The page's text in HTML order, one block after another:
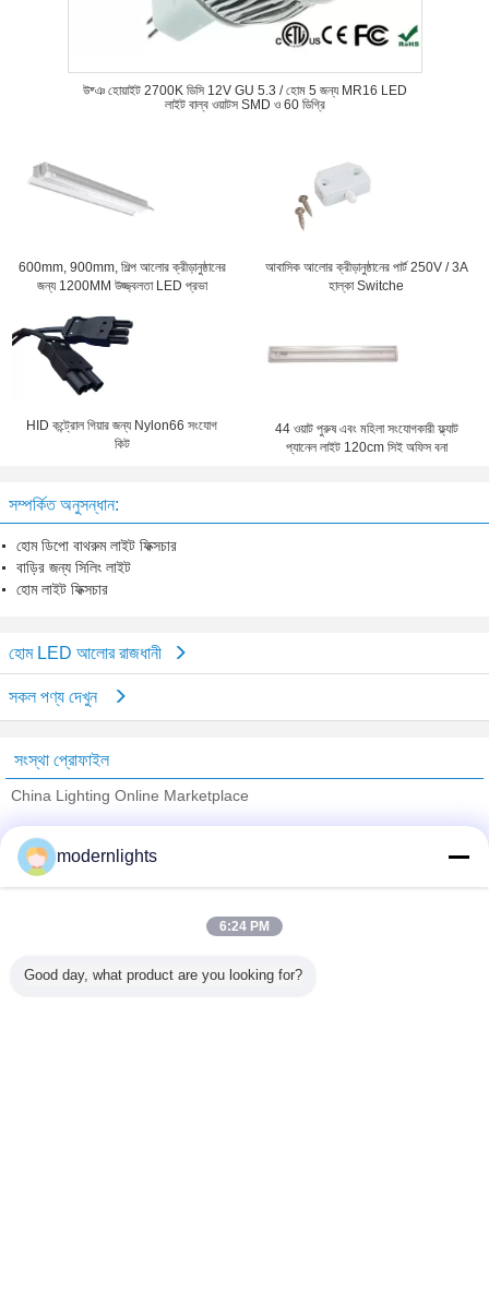
উষ্ঞ হোয়াইট 2700K ডিসি 12V GU 5.3 / হোম 5 জন্য MR16 LED
লাইট বাল্ব ওয়াটস SMD ও 60 ডিগ্রি
600mm, 900mm, শিল্প আলোর ক্রীড়ানুষ্ঠানের
জন্য 1200MM উজ্জ্বলতা LED প্রভা
আবাসিক আলোর ক্রীড়ানুষ্ঠানের পার্ট 250V / 3A
হাল্কা Switche
HID কন্ট্রোল গিয়ার জন্য Nylon66 সংযোগ
কিট
44 ওয়াট পুরুষ এবং মহিলা সংযোগকারী ফ্ল্যাট
প্যানেল লাইট 120cm সিই অফিস বনা
সম্পর্কিত অনুসন্ধান:
হোম ডিপো বাথরুম লাইট ফিক্সচার
বাড়ির জন্য সিলিং লাইট
হোম লাইট ফিক্সচার
হোম LED আলোর রাজধানী
সকল পণ্য দেখুন
সংস্থা প্রোফাইল
China Lighting Online Marketplace
Trust Seal
Verified Suplier
modernlights
6:24 PM
Good day, what product are you looking for?